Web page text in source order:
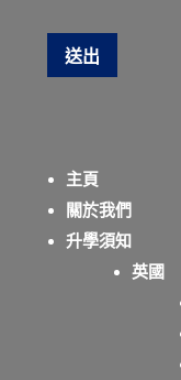
主頁
關於我們
升學須知
英國